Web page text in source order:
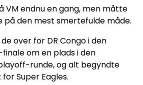
endnu en gang, men måtte
på den mest smertefulde måde.
over for DR Congo i den
om en plads i den
runde, og alt begyndte
Super Eagles.